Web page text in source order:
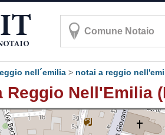
nell´emilia > notai a reggio
Nell'Emilia